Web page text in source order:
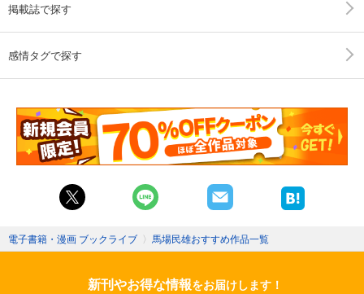
掲載誌で探す
感情タグで探す
電子書籍・漫画 ブックライブ 〉 馬場民雄おすすめ作品一覧
新刊やお得な情報をお届けします！